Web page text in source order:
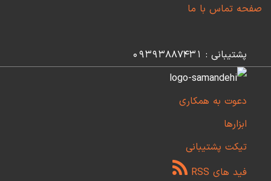
صفحه تماس با ما
پشتیبانی : 09393887431
دعوت به همکاری
ابزارها
تیکت پشتیبانی
فید های RSS